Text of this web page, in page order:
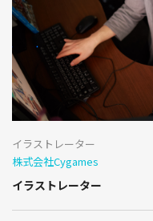
イラストレーター
株式会社Cygames
イラストレーター